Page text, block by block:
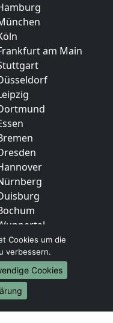
am Main
Cookies um die
verbessern.
Cookies